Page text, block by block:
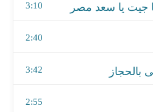
3:10
2:40
3:42
2:55